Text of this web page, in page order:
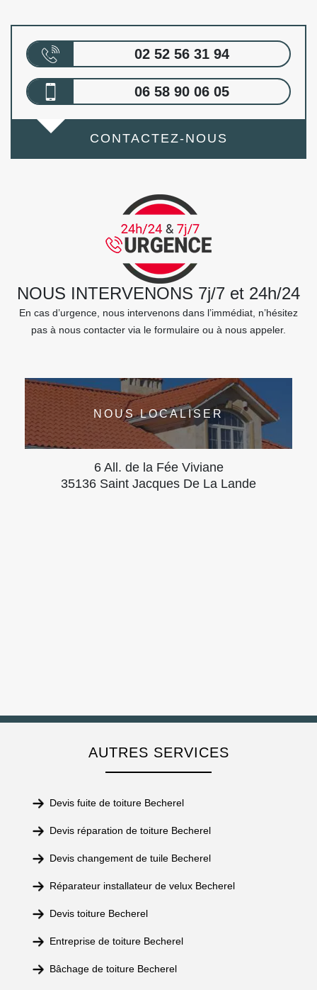
02 52 56 31 94
06 58 90 06 05
CONTACTEZ-NOUS
NOUS INTERVENONS 7j/7 et 24h/24
En cas d’urgence, nous intervenons dans l’immédiat, n’hésitez
pas à nous contacter via le formulaire ou à nous appeler.
NOUS LOCALISER
6 All. de la Fée Viviane
35136 Saint Jacques De La Lande
AUTRES SERVICES
Devis fuite de toiture Becherel
Devis réparation de toiture Becherel
Devis changement de tuile Becherel
Réparateur installateur de velux Becherel
Devis toiture Becherel
Entreprise de toiture Becherel
Bâchage de toiture Becherel